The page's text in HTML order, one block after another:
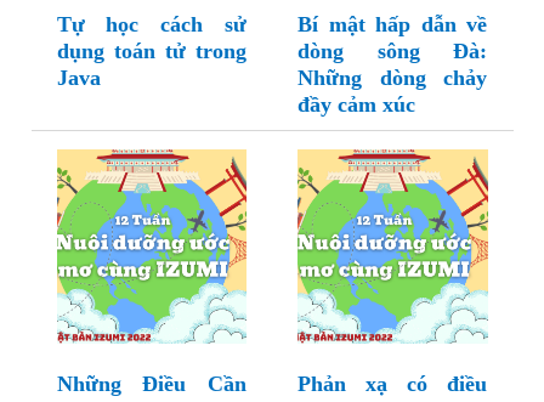
Tự học cách sử
dụng toán tử trong
Java
Bí mật hấp dẫn về
dòng sông Đà:
Những dòng chảy
đầy cảm xúc
Những Điều Cần
Phản xạ có điều